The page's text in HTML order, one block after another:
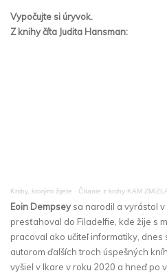
Vypočujte si úryvok.
Z knihy číta Judita Hansman:
Knihy, ktorými žijete · Čítanie z knihy KAM
Eoin Dempseysa narodil a vyrástol v
presťahoval do Filadelfie, kde žije s
pracoval ako učiteľ informatiky, dnes
autorom ďalších troch úspešných
vyšiel v Ikare v roku 2020 a hneď po